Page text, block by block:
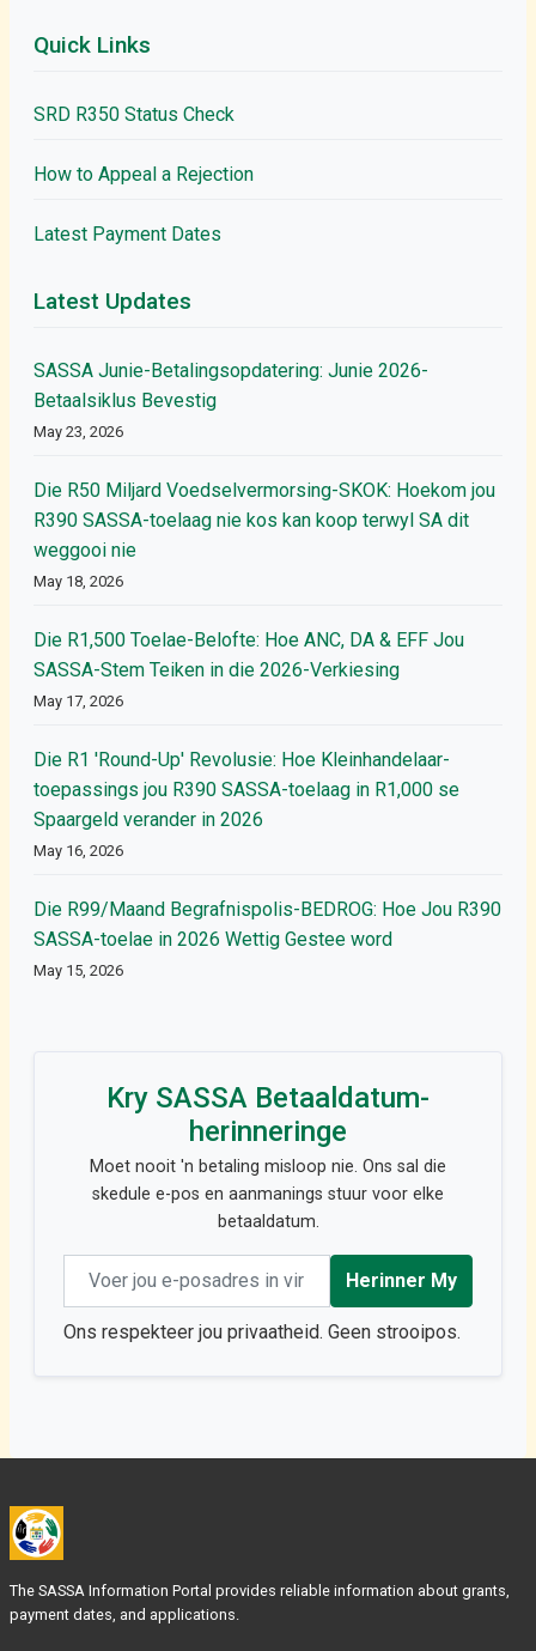
Quick Links
SRD R350 Status Check
How to Appeal a Rejection
Latest Payment Dates
Latest Updates
SASSA Junie-Betalingsopdatering: Junie 2026-
Betaalsiklus Bevestig
May 23, 2026
Die R50 Miljard Voedselvermorsing-SKOK: Hoekom jou
R390 SASSA-toelaag nie kos kan koop terwyl SA dit
weggooi nie
May 18, 2026
Die R1,500 Toelae-Belofte: Hoe ANC, DA & EFF Jou
SASSA-Stem Teiken in die 2026-Verkiesing
May 17, 2026
Die R1 'Round-Up' Revolusie: Hoe Kleinhandelaar-
toepassings jou R390 SASSA-toelaag in R1,000 se
Spaargeld verander in 2026
May 16, 2026
Die R99/Maand Begrafnispolis-BEDROG: Hoe Jou R390
SASSA-toelae in 2026 Wettig Gestee word
May 15, 2026
Kry SASSA Betaaldatum-
herinneringe
Moet nooit 'n betaling misloop nie. Ons sal die
skedule e-pos en aanmanings stuur voor elke
betaaldatum.
Email address
Herinner My
Ons respekteer jou privaatheid. Geen strooipos.
The SASSA Information Portal provides reliable information about grants,
payment dates, and applications.